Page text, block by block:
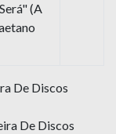
(A
De Discos
De Discos